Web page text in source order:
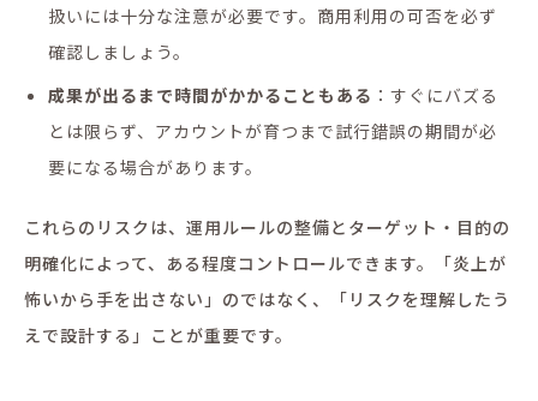
扱いには十分な注意が必要です。商用利用の可否を必ず
確認しましょう。
成果が出るまで時間がかかることもある ：すぐにバズる
とは限らず、アカウントが育つまで試行錯誤の期間が必
要になる場合があります。
これらのリスクは、運用ルールの整備とターゲット・目的の
明確化によって、ある程度コントロールできます。「炎上が
怖いから手を出さない」のではなく、「リスクを理解したう
えで設計する」ことが重要です。